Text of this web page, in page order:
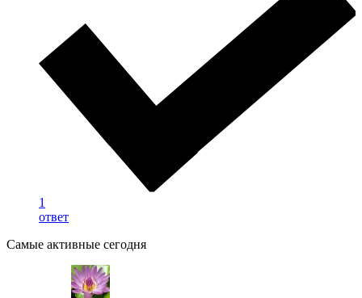
1
ответ
Самые активные сегодня